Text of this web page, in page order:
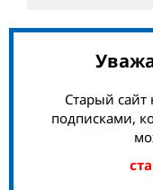
Старый сайт
подписками,